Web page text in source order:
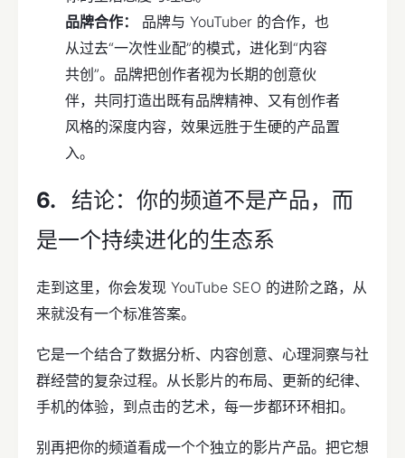
品牌合作：
品牌与 YouTuber 的合作，也
从过去“一次性业配”的模式，进化到“内容
共创”。品牌把创作者视为长期的创意伙
伴，共同打造出既有品牌精神、又有创作者
风格的深度内容，效果远胜于生硬的产品置
入。
结论：你的频道不是产品，而
是一个持续进化的生态系
走到这里，你会发现 YouTube SEO 的进阶之路，从
来就没有一个标准答案。
它是一个结合了数据分析、内容创意、心理洞察与社
群经营的复杂过程。从长影片的布局、更新的纪律、
手机的体验，到点击的艺术，每一步都环环相扣。
别再把你的频道看成一个个独立的影片产品。把它想